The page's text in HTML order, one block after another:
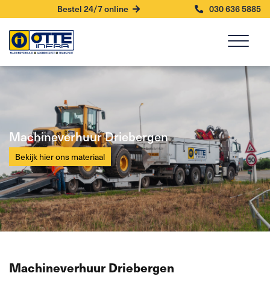
Bestel 24/7 online 030 636 5885
Machineverhuur Driebergen
Bekijk hier ons materiaal
Machineverhuur Driebergen